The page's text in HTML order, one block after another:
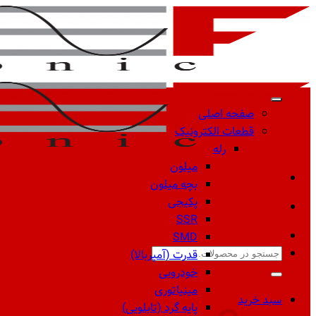
Skip
جستجو
برای:
سبد خرید
صفحه اصلی
قطعات الکترونیک
رله
میلون
بچه میلون
پکیجی
SSR
SMD
قدرت (آمپربالا)
خودرویی
مینیاتوری
پایه گرد (تابلویی)